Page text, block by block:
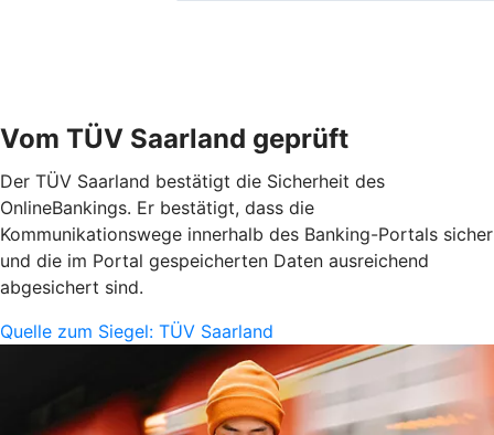
Vom TÜV Saarland geprüft
Der TÜV Saarland bestätigt die Sicherheit des
OnlineBankings. Er bestätigt, dass die
Kommunikationswege innerhalb des Banking-Portals sicher
und die im Portal gespeicherten Daten ausreichend
abgesichert sind.
Quelle zum Siegel: TÜV Saarland